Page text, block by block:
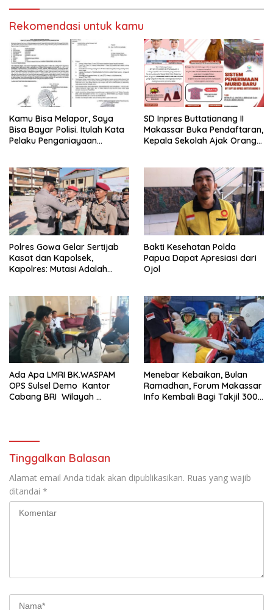
Rekomendasi untuk kamu
Kamu Bisa Melapor, Saya
Bisa Bayar Polisi. Itulah Kata
Pelaku Penganiayaan
Ini Belum Di Tangkap
SD Inpres Buttatianang II
Makassar Buka Pendaftaran,
Kepala Sekolah Ajak Orang
Polres Gowa Gelar Sertijab
Kasat dan Kapolsek,
Kapolres: Mutasi Adalah
Bakti Kesehatan Polda
Papua Dapat Apresiasi dari
Ojol
Ada Apa LMRI BK.WASPAM
OPS Sulsel Demo Kantor
Cabang BRI Wilayah
Menebar Kebaikan, Bulan
Ramadhan, Forum Makassar
Info Kembali Bagi Takjil 300
Tinggalkan Balasan
Alamat email Anda tidak akan dipublikasikan. Ruas yang wajib
ditandai *